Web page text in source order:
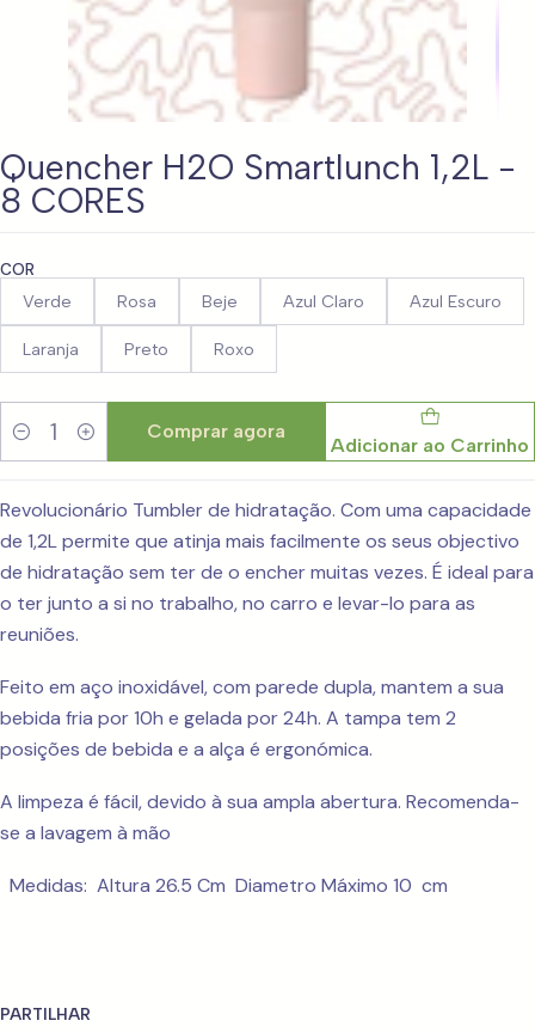
Quencher H2O Smartlunch 1,2L -
8 CORES
COR
Verde Rosa Beje Azul Claro Azul Escuro
Laranja Preto Roxo
Quantidade Adicionar ao Carrinho
Comprar agora
Revolucionário Tumbler de hidratação. Com uma capacidade
de 1,2L permite que atinja mais facilmente os seus objectivo
de hidratação sem ter de o encher muitas vezes. É ideal para
o ter junto a si no trabalho, no carro e levar-lo para as
reuniões.
Feito em aço inoxidável, com parede dupla, mantem a sua
bebida fria por 10h e gelada por 24h. A tampa tem 2
posições de bebida e a alça é ergonómica.
A limpeza é fácil, devido à sua ampla abertura. Recomenda-
se a lavagem à mão
Medidas: Altura 26.5 Cm Diametro Máximo 10 cm
PARTILHAR